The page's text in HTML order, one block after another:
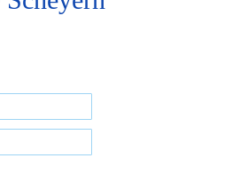
zur Startseite springen.